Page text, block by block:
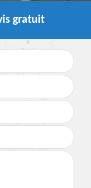
gratuit